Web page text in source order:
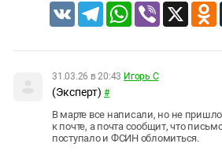
VK TelegramWhatsApp
Viber X
31.03.26 в 20:43 Игорь С
(Эксперт) #
В марте все написали, но не
к почте, а почта сообщит, что
поступало и ФСИН обломиться.